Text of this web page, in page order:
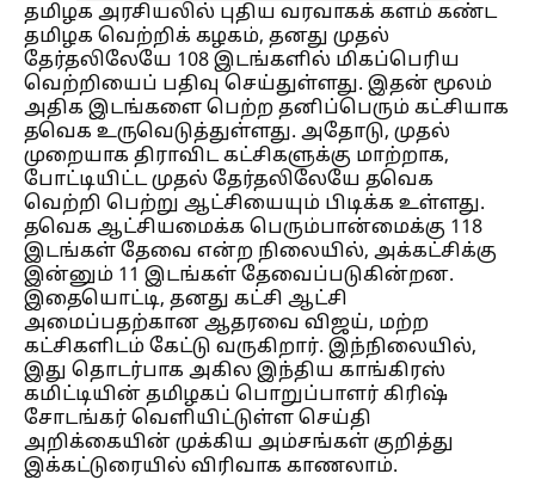
தமிழக அரசியலில் புதிய வரவாகக் களம் கண்ட
தமிழக வெற்றிக் கழகம், தனது முதல்
தேர்தலிலேயே 108 இடங்களில் மிகப்பெரிய
வெற்றியைப் பதிவு செய்துள்ளது. இதன் மூலம்
அதிக இடங்களை பெற்ற தனிப்பெரும் கட்சியாக
தவெக உருவெடுத்துள்ளது. அதோடு, முதல்
முறையாக திராவிட கட்சிகளுக்கு மாற்றாக,
போட்டியிட்ட முதல் தேர்தலிலேயே தவெக
வெற்றி பெற்று ஆட்சியையும் பிடிக்க உள்ளது.
தவெக ஆட்சியமைக்க பெரும்பான்மைக்கு 118
இடங்கள் தேவை என்ற நிலையில், அக்கட்சிக்கு
இன்னும் 11 இடங்கள் தேவைப்படுகின்றன.
இதையொட்டி, தனது கட்சி ஆட்சி
அமைப்பதற்கான ஆதரவை விஜய், மற்ற
கட்சிகளிடம் கேட்டு வருகிறார். இந்நிலையில்,
இது தொடர்பாக அகில இந்திய காங்கிரஸ்
கமிட்டியின் தமிழகப் பொறுப்பாளர் கிரிஷ்
சோடங்கர் வெளியிட்டுள்ள செய்தி
அறிக்கையின் முக்கிய அம்சங்கள் குறித்து
இக்கட்டுரையில் விரிவாக காணலாம்.